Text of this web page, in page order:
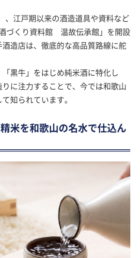
、江戸期以来の酒造道具や資料など
づくり資料館 温故伝承館」を開設
酒造店は、徹底的な高品質路線に舵
黒牛」をはじめ純米酒に特化し
に注力することで、今では和歌山
知られています。
精米を和歌山の名水で仕込ん